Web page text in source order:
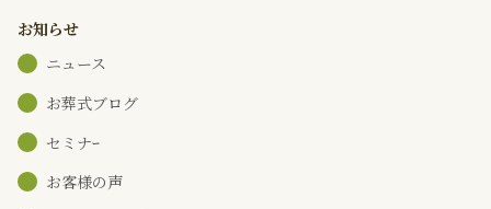
お知らせ
ニュース
お葬式ブログ
セミナｰ
お客様の声